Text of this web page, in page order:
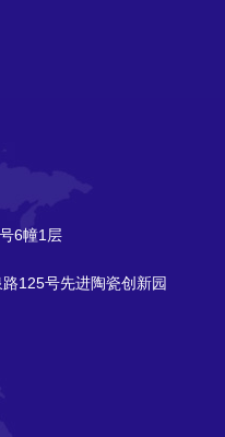
6幢1层
125号先进陶瓷创新园